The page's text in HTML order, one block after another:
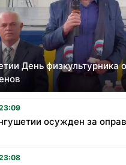
День физкультурника
осужден за